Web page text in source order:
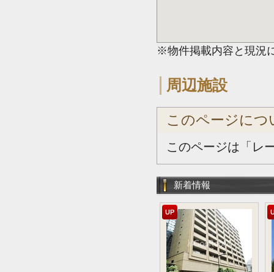
※物件掲載内容と現況
周辺施設
このページにつ
このページは「レ
新着情報
UP